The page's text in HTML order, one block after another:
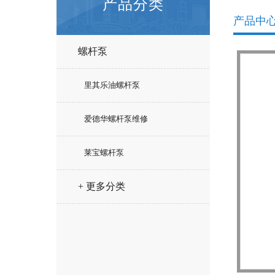
产品分类
螺杆泵
里其乐油螺杆泵
爱德华螺杆泵维修
莱宝螺杆泵
+ 更多分类
产品中